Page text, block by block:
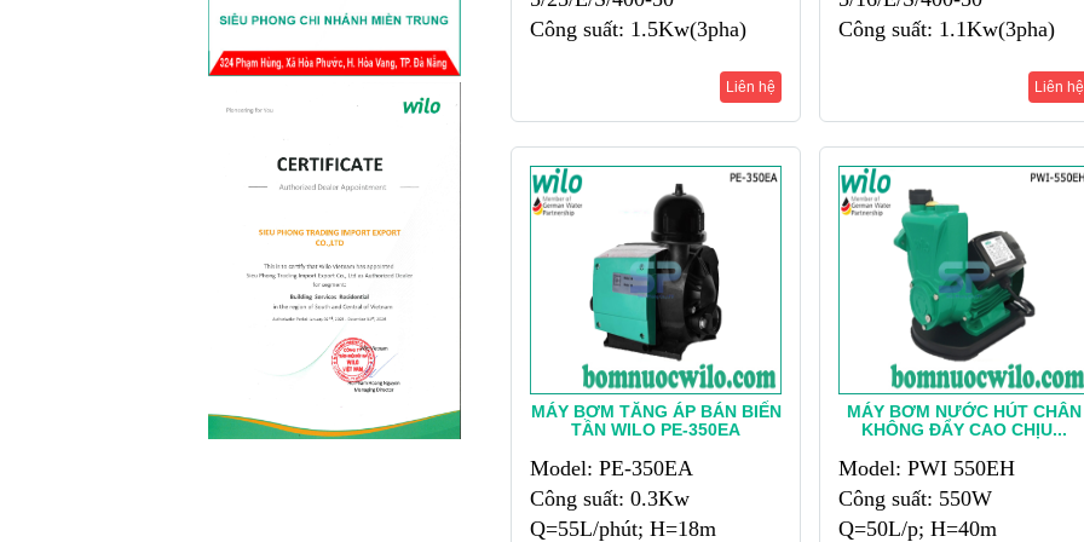
Tại sao phải sử dụng máy bơm đẩy
chịu khi nguồn nước của...
Công nghệ máy bơm
sản phẩm từ điều hòa, tủ lạnh,
quạt...
Những thông tin cần
Việt Nam lại là nước thường xuyên
bị ngập lụt vào các mùa mưa lũ, vậy
Cách lựa chọn mua
máy bơm hóa chất...
Bơm công nghiệp ngày nay được
Công suất: 1.5Kw(3pha)
Liên hệ
Công suất: 1.1Kw(3pha)
Liên hệ
MÁY BƠM TĂNG ÁP BÁN BIẾN
TẦN WILO PE-350EA
Model: PE-350EA
Công suất: 0.3Kw
Q=55L/phút; H=18m
MÁY BƠM NƯỚC HÚT CHÂN
KHÔNG ĐẨY CAO CHỊU...
Model: PWI 550EH
Công suất: 550W
Q=50L/p; H=40m